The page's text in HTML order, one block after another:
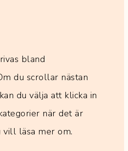
bland
du scrollar nästan
du välja att klicka in
när det är
vill läsa mer om.